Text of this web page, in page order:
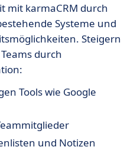
mit karmaCRM durch
Systeme und
Steigern
durch
Tools wie Google
und Notizen